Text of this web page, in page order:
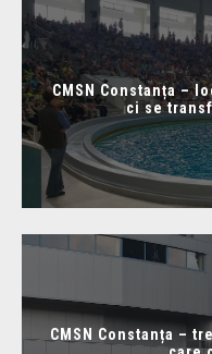
CMSN Constanța –
ci se
CMSN Constanța –